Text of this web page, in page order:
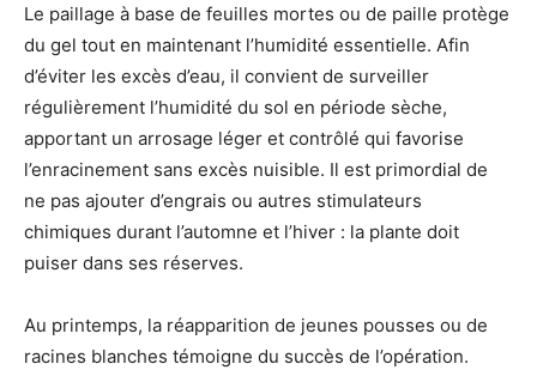
Le paillage à base de feuilles mortes ou de paille protège
du gel tout en maintenant l’humidité essentielle. Afin
d’éviter les excès d’eau, il convient de surveiller
régulièrement l’humidité du sol en période sèche,
apportant un arrosage léger et contrôlé qui favorise
l’enracinement sans excès nuisible. Il est primordial de
ne pas ajouter d’engrais ou autres stimulateurs
chimiques durant l’automne et l’hiver : la plante doit
puiser dans ses réserves.
Au printemps, la réapparition de jeunes pousses ou de
racines blanches témoigne du succès de l’opération.